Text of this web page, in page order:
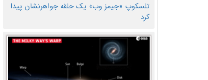
تلسکوپ «جیمز وب» یک حلقه جواهرنشان پیدا
کرد